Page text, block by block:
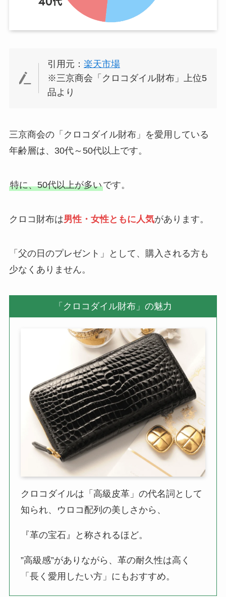
引用元：楽天市場
※三京商会「クロコダイル財布」上位5
品より
三京商会の「クロコダイル財布」を愛用している
年齢層は、30代～50代以上です。
特に、50代以上が多いです。
クロコ財布は男性・女性ともに人気があります。
「父の日のプレゼント」として、購入される方も
少なくありません。
「クロコダイル財布」の魅力
クロコダイルは「高級皮革」の代名詞として
知られ、ウロコ配列の美しさから、
『革の宝石』と称されるほど。
”高級感”がありながら、革の耐久性は高く
「長く愛用したい方」にもおすすめ。